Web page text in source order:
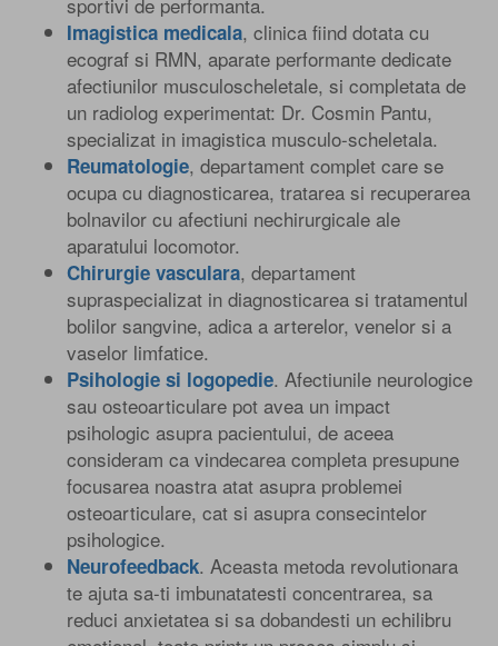
Imagistica medicala, clinica fiind dotata cu
ecograf si RMN, aparate performante dedicate
afectiunilor musculoscheletale, si completata de
un radiolog experimentat: Dr. Cosmin Pantu,
specializat in imagistica musculo-scheletala.
Reumatologie, departament complet care se
ocupa cu diagnosticarea, tratarea si recuperarea
bolnavilor cu afectiuni nechirurgicale ale
aparatului locomotor.
Chirurgie vasculara, departament
supraspecializat in diagnosticarea si tratamentul
bolilor sangvine, adica a arterelor, venelor si a
vaselor limfatice.
Psihologie si logopedie. Afectiunile neurologice
sau osteoarticulare pot avea un impact
psihologic asupra pacientului, de aceea
consideram ca vindecarea completa presupune
focusarea noastra atat asupra problemei
osteoarticulare, cat si asupra consecintelor
psihologice.
Neurofeedback. Aceasta metoda revolutionara
te ajuta sa-ti imbunatatesti concentrarea, sa
reduci anxietatea si sa dobandesti un echilibru